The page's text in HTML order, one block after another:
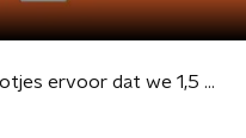
Zorgen TV-spotjes ervoor dat we 1,5 meter afstand houden bij het kerstdiner?